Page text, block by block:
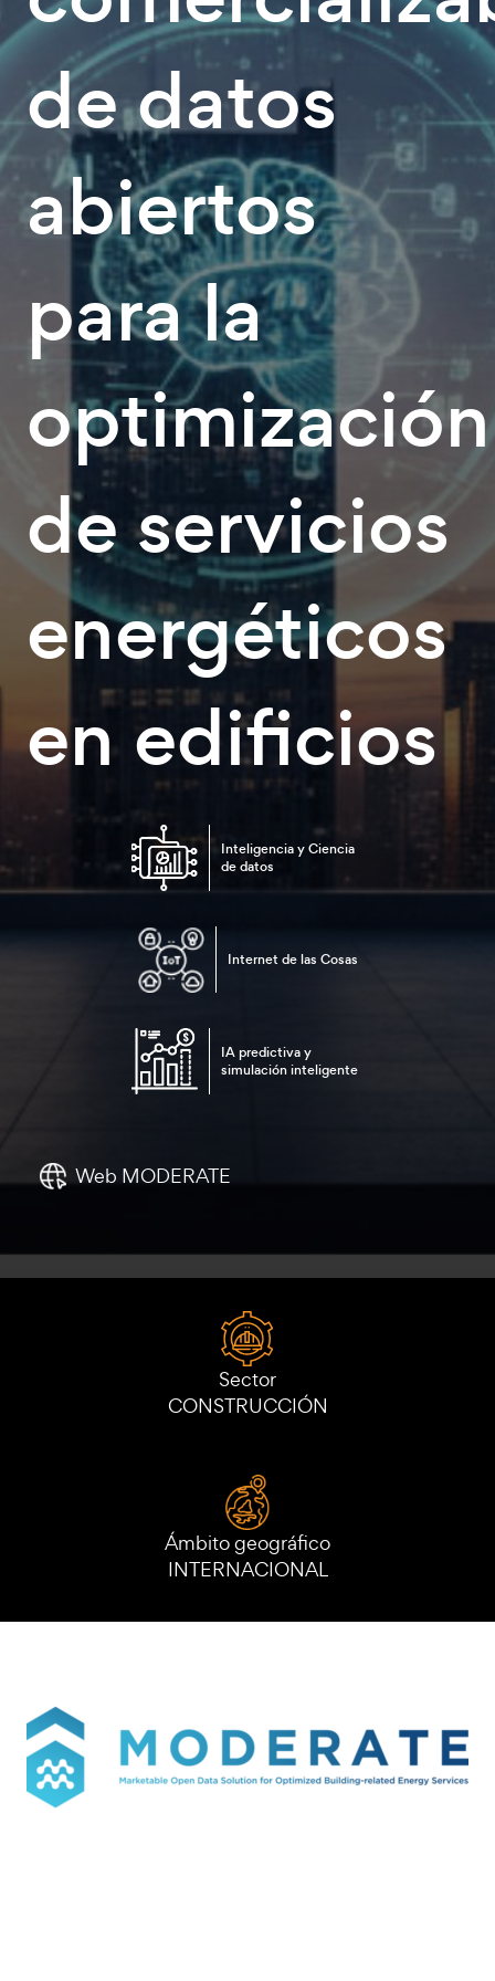
de datos
abiertos
para la
optimización
de servicios
energéticos
en edificios
Inteligencia y Ciencia
de datos
Internet de las Cosas
IA predictiva y
simulación inteligente
Web MODERATE
Sector
CONSTRUCCIÓN
Ámbito geográfico
INTERNACIONAL